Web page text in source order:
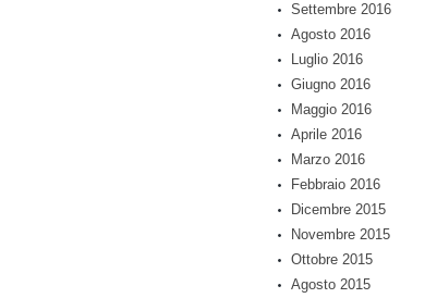
Settembre 2016
Agosto 2016
Luglio 2016
Giugno 2016
Maggio 2016
Aprile 2016
Marzo 2016
Febbraio 2016
Dicembre 2015
Novembre 2015
Ottobre 2015
Agosto 2015